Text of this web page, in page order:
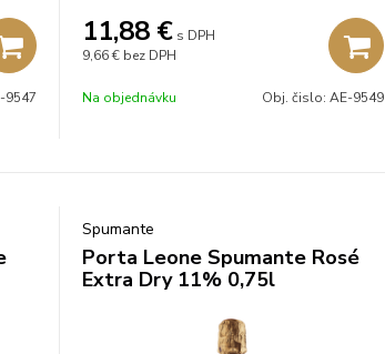
9547
11,88 € s DPH
9,66 € bez DPH
Na objednávku Obj. čislo: AE-9549
Spumante
Porta Leone Spumante Rosé
Extra Dry 11% 0,75l